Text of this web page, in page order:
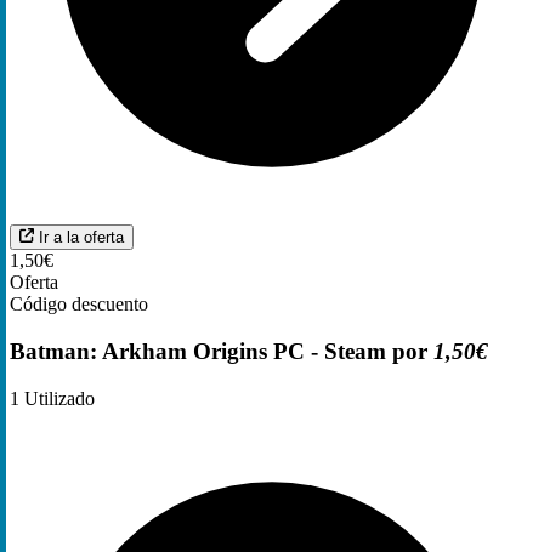
Ir a la oferta
1,50€
Oferta
Código descuento
Batman: Arkham Origins PC - Steam por 1,50€
1 Utilizado